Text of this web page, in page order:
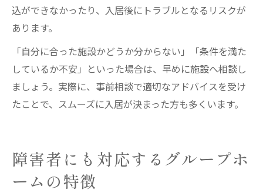
込ができなかったり、入居後にトラブルとなるリスクが
あります。
「自分に合った施設かどうか分からない」「条件を満た
しているか不安」といった場合は、早めに施設へ相談し
ましょう。実際に、事前相談で適切なアドバイスを受け
たことで、スムーズに入居が決まった方も多くいます。
障害者にも対応するグループホ
ームの特徴